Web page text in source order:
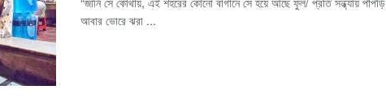
আবার ভোরে ঝরা ...